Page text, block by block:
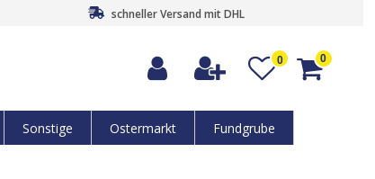
schneller Versand mit DHL
0 0
Sonstige Ostermarkt
Fundgrube